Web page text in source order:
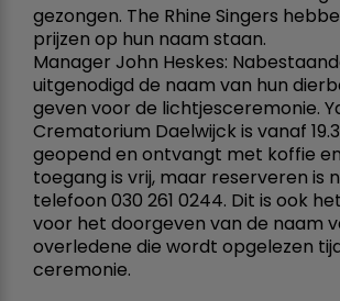
gezongen. The Rhine Singers
prijzen op hun naam staan.
Manager John Heskes:
uitgenodigd de naam van hun
geven voor de lichtjesceremonie.
Crematorium Daelwijck is vanaf
geopend en ontvangt met koffie
toegang is vrij, maar reserveren is
telefoon 030 261 0244. Dit is ook
voor het doorgeven van de naam
overledene die wordt opgelezen
ceremonie.